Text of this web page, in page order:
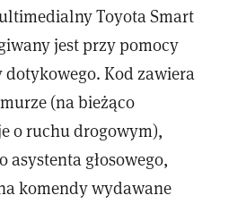
Toyota Smart
jest przy pomocy
dotykowego. Kod zawiera
(na bieżąco
o ruchu drogowym),
głosowego,
komendy wydawane